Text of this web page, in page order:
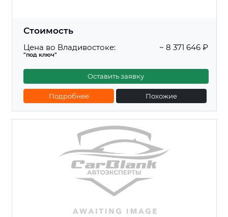
Стоимость
Цена во Владивостоке:
"под ключ"
~ 8 371 646 ₽
Оставить заявку
Подробнее Похожие